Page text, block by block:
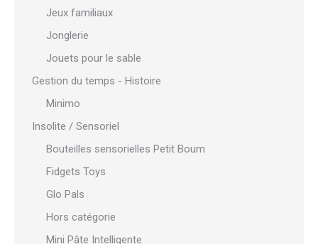
Jeux familiaux
Jonglerie
Jouets pour le sable
Gestion du temps - Histoire
Minimo
Insolite / Sensoriel
Bouteilles sensorielles Petit Boum
Fidgets Toys
Glo Pals
Hors catégorie
Mini Pâte Intelligente